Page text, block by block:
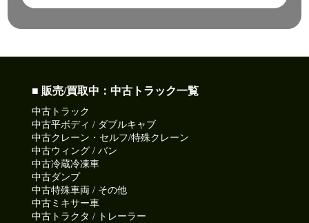
■ 販売/買取中：中古トラック一覧
中古トラック
中古平ボディ / ダブルキャブ
中古クレーン・セルフ/特殊クレーン
中古ウィング / バン
中古冷蔵冷凍車
中古ダンプ
中古特殊車両 / その他
中古ミキサー車
中古トラクタ / トレーラー